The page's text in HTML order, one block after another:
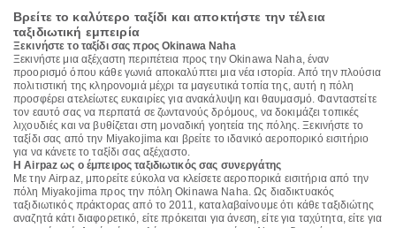
Βρείτε το καλύτερο ταξίδι και αποκτήστε την τέλεια
ταξιδιωτική εμπειρία
Ξεκινήστε το ταξίδι σας προς Okinawa Naha
Ξεκινήστε μια αξέχαστη περιπέτεια προς την Okinawa Naha, έναν
προορισμό όπου κάθε γωνιά αποκαλύπτει μια νέα ιστορία. Από την πλούσια
πολιτιστική της κληρονομιά μέχρι τα μαγευτικά τοπία της, αυτή η πόλη
προσφέρει ατελείωτες ευκαιρίες για ανακάλυψη και θαυμασμό. Φανταστείτε
τον εαυτό σας να περπατά σε ζωντανούς δρόμους, να δοκιμάζει τοπικές
λιχουδιές και να βυθίζεται στη μοναδική γοητεία της πόλης. Ξεκινήστε το
ταξίδι σας από την Miyakojima και βρείτε το ιδανικό αεροπορικό εισιτήριο
για να κάνετε το ταξίδι σας αξέχαστο.
Η Airpaz ως ο έμπειρος ταξιδιωτικός σας συνεργάτης
Με την Airpaz, μπορείτε εύκολα να κλείσετε αεροπορικά εισιτήρια από την
πόλη Miyakojima προς την πόλη Okinawa Naha. Ως διαδικτυακός
ταξιδιωτικός πράκτορας από το 2011, καταλαβαίνουμε ότι κάθε ταξιδιώτης
αναζητά κάτι διαφορετικό, είτε πρόκειται για άνεση, είτε για ταχύτητα, είτε για